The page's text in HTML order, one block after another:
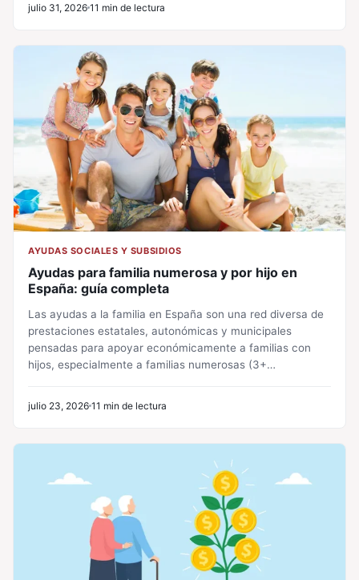
julio 31, 2026 11 min de lectura
AYUDAS SOCIALES Y SUBSIDIOS
Ayudas para familia numerosa y por hijo en
España: guía completa
Las ayudas a la familia en España son una red diversa de
prestaciones estatales, autonómicas y municipales
pensadas para apoyar económicamente a familias con
hijos, especialmente a familias numerosas (3+…
julio 23, 2026 11 min de lectura